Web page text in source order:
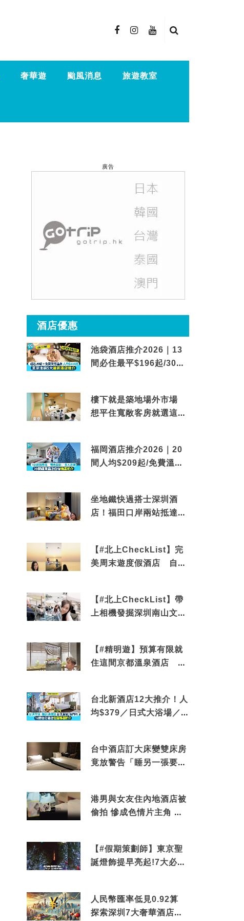
奢華遊 颱風消息 旅遊教室
廣告
酒店優惠
池袋酒店推介2026｜13
間必住最平$196起/30秒
樓下就是築地場外市場
想平住寬敞客房就選這間
福岡酒店推介2026｜20
間人均$209起/免費溫泉/
坐地鐵快過搭士深圳酒
店！福田口岸兩站抵達
【#北上CheckList】完
美周末遊度假酒店 自帶
【#北上CheckList】帶
上相機發掘深圳南山文藝
【#精明遊】預算有限就
住這間京都溫泉酒店 車
台北新酒店12大推介！人
均$379／日式大浴場／1
台中酒店訂大床變雙床房
竟放警告「睡另一張要加
港男與女友住內地酒店被
偷拍 慘成色情片主角 鏡
【#假期策劃師】東京聖
誕燈飾提早亮起!7大必去
人民幣匯率低見0.92算
探索深圳7大奢華酒店體